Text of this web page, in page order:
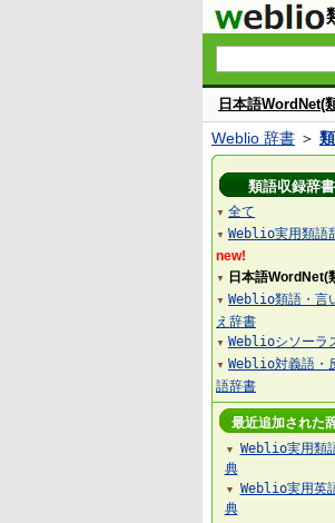
日本語WordNet(
Weblio 辞書 ＞
類語収録辞書
▼ 全て
▼ Weblio実用類語
new!
▼ 日本語WordNet(
▼ Weblio類語・言
え辞書
▼ Weblioシソーラ
▼ Weblio対義語・
語辞書
最近追加された
▼
Weblio実用類
典
▼
Weblio実用英
典